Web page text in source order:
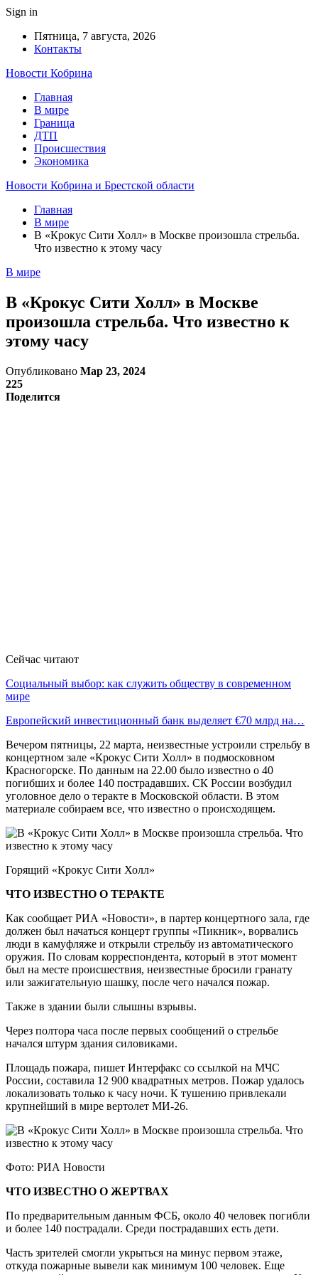
Sign in
Пятница, 7 августа, 2026
Контакты
Новости Кобрина
Главная
В мире
Граница
ДТП
Происшествия
Экономика
Новости Кобрина и Брестской области
Главная
В мире
В «Крокус Сити Холл» в Москве произошла стрельба.
Что известно к этому часу
В мире
В «Крокус Сити Холл» в Москве
произошла стрельба. Что известно к
этому часу
Опубликовано Мар 23, 2024
225
Поделится
Сейчас читают
Социальный выбор: как служить обществу в современном
мире
Европейский инвестиционный банк выделяет €70 млрд на…
Вечером пятницы, 22 марта, неизвестные устроили стрельбу в
концертном зале «Крокус Сити Холл» в подмосковном
Красногорске. По данным на 22.00 было известно о 40
погибших и более 140 пострадавших. СК России возбудил
уголовное дело о теракте в Московской области. В этом
материале собираем все, что известно о происходящем.
Горящий «Крокус Сити Холл»
ЧТО ИЗВЕСТНО О ТЕРАКТЕ
Как сообщает РИА «Новости», в партер концертного зала, где
должен был начаться концерт группы «Пикник», ворвались
люди в камуфляже и открыли стрельбу из автоматического
оружия. По словам корреспондента, который в этот момент
был на месте происшествия, неизвестные бросили гранату
или зажигательную шашку, после чего начался пожар.
Также в здании были слышны взрывы.
Через полтора часа после первых сообщений о стрельбе
начался штурм здания силовиками.
Площадь пожара, пишет Интерфакс со ссылкой на МЧС
России, составила 12 900 квадратных метров. Пожар удалось
локализовать только к часу ночи. К тушению привлекали
крупнейший в мире вертолет МИ-26.
Фото: РИА Новости
ЧТО ИЗВЕСТНО О ЖЕРТВАХ
По предварительным данным ФСБ, около 40 человек погибли
и более 140 пострадали. Среди пострадавших есть дети.
Часть зрителей смогли укрыться на минус первом этаже,
откуда пожарные вывели как минимум 100 человек. Еще